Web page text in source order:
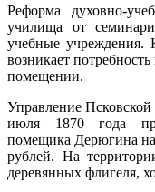
Реформа духовно-
училища от
учебные учреждения.
возникает
помещении.
Управление
июля 1870 года
помещика Дерюгина на
рублей. На
деревянных флигеля,